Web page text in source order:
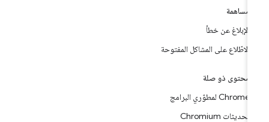
مساهمة
الإبلاغ عن خطأ
الاطّلاع على المشاكل المفتوحة
محتوى ذو صلة
Chrome لمطوّري البرامج
تحديثات Chromium